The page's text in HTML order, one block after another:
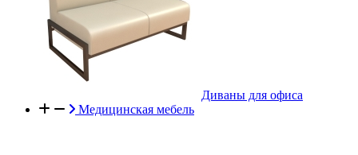
Диваны для офиса
Медицинская мебель